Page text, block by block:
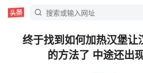
终于找到如何加热汉堡让
的方法了 中途还出